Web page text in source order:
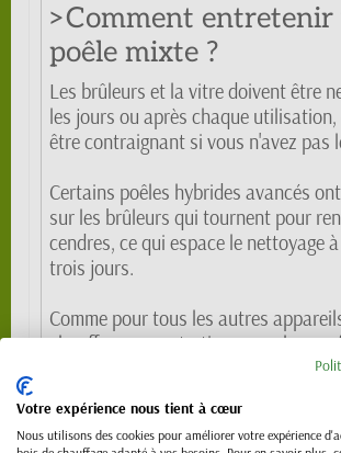
>Comment entretenir
poêle mixte ?
Les brûleurs et la vitre doivent être
les jours ou après chaque
être contraignant si vous n'avez pas
Certains poêles hybrides avancés
sur les brûleurs qui tournent pour
cendres, ce qui espace le nettoyage
trois jours.
Comme pour tous les autres
chauffage, un entretien annuel
ramonage de la cheminée par un
euros.
Votre expérience nous tient à cœur
Nous utilisons des cookies pour améliorer votre expérience